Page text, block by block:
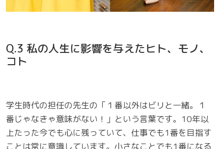
Q.3 私の人生に影響を与えたヒト、モノ、
コト
学生時代の担任の先生の「１番以外はビリと一緒。１
番じゃなきゃ意味がない！」という言葉です。10年以
上たった今でも心に残っていて、仕事でも1番を目指す
ことは常に意識しています。小さなことでも1番になる